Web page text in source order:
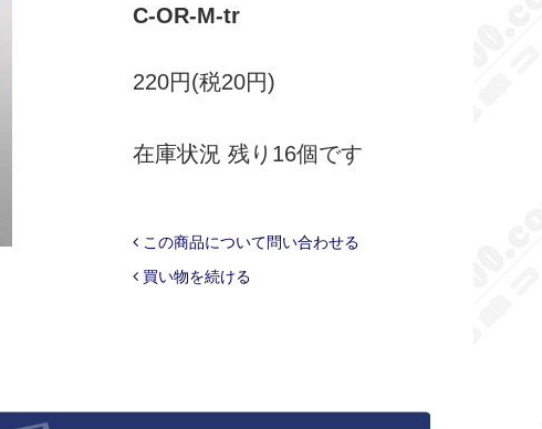
C-OR-M-tr
220円(税20円)
在庫状況 残り16個です
この商品について問い合わせる
買い物を続ける